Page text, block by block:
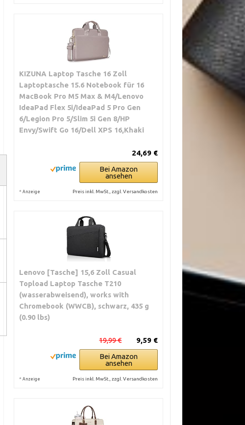
KIZUNA Laptop Tasche 16 Zoll
Laptoptasche 15.6 Notebook für 16
MacBook Pro M5 Max & M4/Lenovo
IdeaPad Flex 5i/IdeaPad 5 Pro Gen
6/Legion Pro 5/Slim 5i Gen 8/HP
Envy/Swift Go 16/Dell XPS 16,Khaki
24,69 €
Bei Amazon
ansehen
* Anzeige Preis inkl. MwSt., zzgl. Versandkosten
Lenovo [Tasche] 15,6 Zoll Casual
Topload Laptop Tasche T210
(wasserabweisend), works with
Chromebook (WWCB), schwarz, 435 g
(0.90 lbs)
9,59 €
19,99 €
Bei Amazon
ansehen
* Anzeige Preis inkl. MwSt., zzgl. Versandkosten